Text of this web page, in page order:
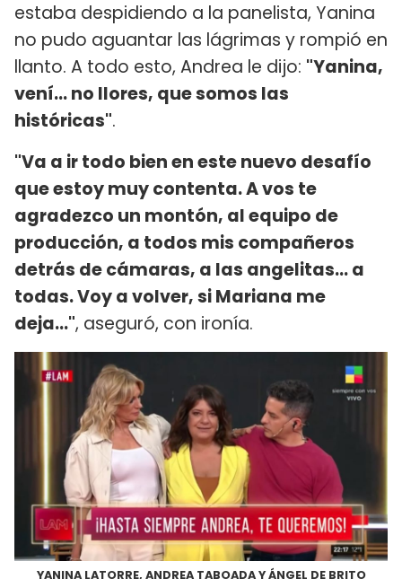
estaba despidiendo a la panelista, Yanina
no pudo aguantar las lágrimas y rompió en
llanto. A todo esto, Andrea le dijo: "Yanina,
vení... no llores, que somos las
históricas".
"Va a ir todo bien en este nuevo desafío
que estoy muy contenta. A vos te
agradezco un montón, al equipo de
producción, a todos mis compañeros
detrás de cámaras, a las angelitas... a
todas. Voy a volver, si Mariana me
deja...", aseguró, con ironía.
YANINA LATORRE, ANDREA TABOADA Y ÁNGEL DE BRITO